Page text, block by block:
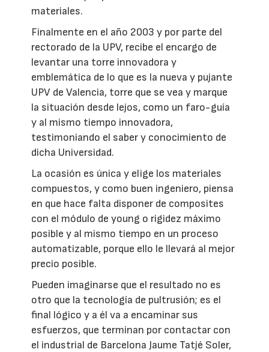
materiales.
Finalmente en el año 2003 y por parte del
rectorado de la UPV, recibe el encargo de
levantar una torre innovadora y
emblemática de lo que es la nueva y pujante
UPV de Valencia, torre que se vea y marque
la situación desde lejos, como un faro-guía
y al mismo tiempo innovadora,
testimoniando el saber y conocimiento de
dicha Universidad.
La ocasión es única y elige los materiales
compuestos, y como buen ingeniero, piensa
en que hace falta disponer de composites
con el módulo de young o rigidez máximo
posible y al mismo tiempo en un proceso
automatizable, porque ello le llevará al mejor
precio posible.
Pueden imaginarse que el resultado no es
otro que la tecnología de pultrusión; es el
final lógico y a él va a encaminar sus
esfuerzos, que terminan por contactar con
el industrial de Barcelona Jaume Tatjé Soler,